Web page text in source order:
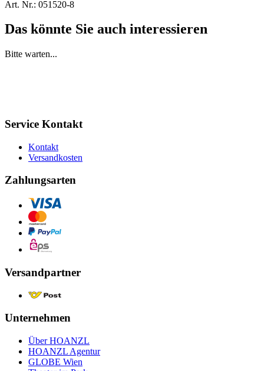
Art. Nr.: 051520-8
Das könnte Sie auch interessieren
Bitte warten...
Service Kontakt
Kontakt
Versandkosten
Zahlungsarten
Versandpartner
Unternehmen
Über HOANZL
HOANZL Agentur
GLOBE Wien